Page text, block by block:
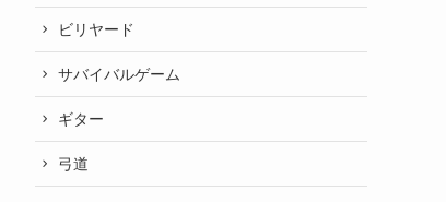
ビリヤード
サバイバルゲーム
ギター
弓道